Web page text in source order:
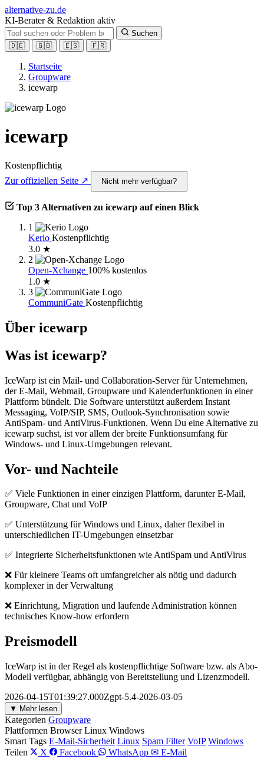
alternative-zu.de
KI-Berater & Redaktion aktiv
Suchen
🇩🇪
🇬🇧 🇪🇸 🇫🇷
Startseite
Groupware
icewarp
icewarp
Kostenpflichtig
Zur offiziellen Seite ↗
Nicht mehr verfügbar?
Top 3 Alternativen zu icewarp auf einen Blick
1
Kerio Kostenpflichtig
3.0 ★
2
Open-Xchange 100% kostenlos
1.0 ★
3
CommuniGate Kostenpflichtig
Über icewarp
Was ist icewarp?
IceWarp ist ein Mail- und Collaboration-Server für Unternehmen,
der E-Mail, Webmail, Groupware und Kalenderfunktionen in einer
Plattform bündelt. Die Software unterstützt außerdem Instant
Messaging, VoIP/SIP, SMS, Outlook-Synchronisation sowie
AntiSpam- und AntiVirus-Funktionen. Wenn Du eine Alternative zu
icewarp suchst, ist vor allem der breite Funktionsumfang für
Windows- und Linux-Umgebungen relevant.
Vor- und Nachteile
✅ Viele Funktionen in einer einzigen Plattform, darunter E-Mail,
Groupware, Chat und VoIP
✅ Unterstützung für Windows und Linux, daher flexibel in
unterschiedlichen IT-Umgebungen einsetzbar
✅ Integrierte Sicherheitsfunktionen wie AntiSpam und AntiVirus
❌ Für kleinere Teams oft umfangreicher als nötig und dadurch
komplexer in der Verwaltung
❌ Einrichtung, Migration und laufende Administration können
technisches Know-how erfordern
Preismodell
IceWarp ist in der Regel als kostenpflichtige Software bzw. als Abo-
Modell verfügbar, abhängig von Bereitstellung und Lizenzmodell.
2026-04-15T01:39:27.000Zgpt-5.4-2026-03-05
▼ Mehr lesen
Kategorien Groupware
Plattformen Browser Linux Windows
Smart Tags E-Mail-Sicherheit Linux Spam Filter VoIP Windows
Teilen
X Facebook WhatsApp ✉ E-Mail